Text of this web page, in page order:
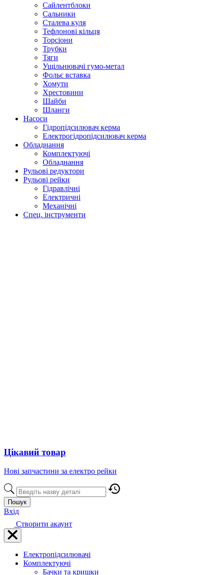
Сайлентблоки
Сальники
Сталева куля
Тефлонові кільця
Торсіони
Трубки
Тяги
Ущільнювачі гумо-метал
Фольє вставка
Хомути
Хрестовини
Шайби
Шланги
Насоси
Гідропідсилювач керма
Електрогідропідсилювач керма
Обладнання
Комплектуючі
Обладнання
Рульові редуктори
Рульові рейки
Гідравлічні
Електричні
Механічні
Спец. інструменти
Цікавий товар
Нові запчастини за електро рейки
Пошук
Вхід
Створити акаунт
Електропідсилювачі
Комплектуючі
Бачки та кришки